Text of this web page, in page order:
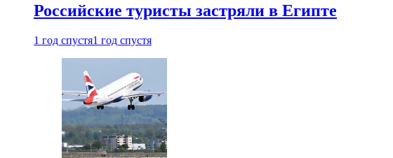
Российские туристы застряли в Египте
1 год спустя1 год спустя